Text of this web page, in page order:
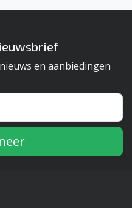
en aanbiedingen